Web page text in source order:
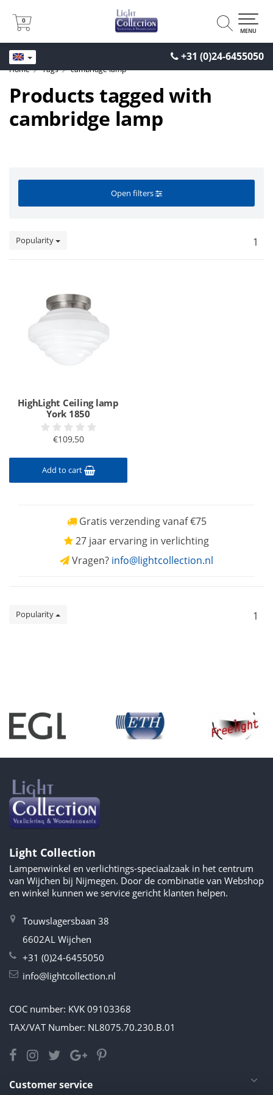
+31 (0)24-6455050
0
0
MENU
Home Tags cambridge lamp
Products tagged with
cambridge lamp
Open filters
Popularity 1
HighLight Ceiling lamp
York 1850
€109,50
Add to cart
Gratis verzending vanaf €75
27 jaar ervaring in verlichting
Vragen? info@lightcollection.nl
Popularity 1
Light Collection
Lampenwinkel en verlichtings-speciaalzaak in het centrum
van Wijchen bij Nijmegen. Door de combinatie van Webshop
en winkel kunnen we service gericht klanten helpen.
Touwslagersbaan 38
6602AL Wijchen
+31 (0)24-6455050
info@lightcollection.nl
COC number: KVK 09103368
TAX/VAT Number: NL8075.70.230.B.01
Customer service